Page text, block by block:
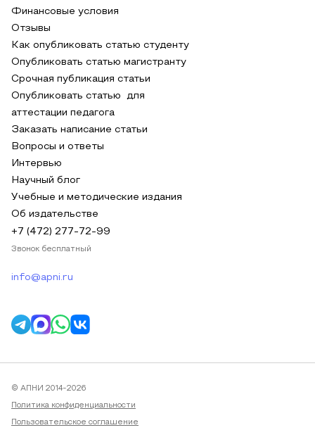
Финансовые условия
Отзывы
Как опубликовать статью студенту
Опубликовать статью магистранту
Срочная публикация статьи
Опубликовать статью для
аттестации педагога
Заказать написание статьи
Вопросы и ответы
Интервью
Научный блог
Учебные и методические издания
Об издательстве
+7 (472) 277-72-99
Звонок бесплатный
info@apni.ru
© АПНИ 2014-2026
Политика конфиденциальности
Пользовательское соглашение